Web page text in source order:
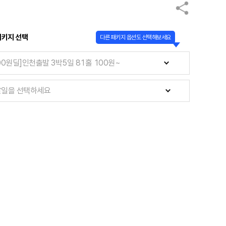
지 선택 다른 패키지 옵션도 선택해보세요
을 선택하세요